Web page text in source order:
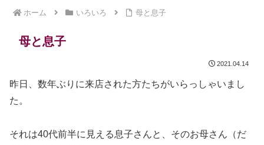
ホーム いろいろ 母と息子
母と息子
2021.04.14
昨日、数年ぶりに来店された方たちがいらっしゃいまし
た。
それは40代前半に見える息子さんと、そのお母さん（だ